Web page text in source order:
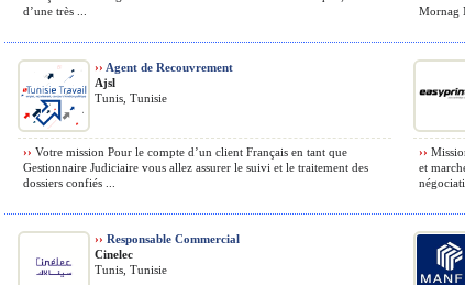
d’une très ...
Mornag
›› Agent de Recouvrement
Ajsl
Tunis, Tunisie
›› Votre mission Pour le compte d’un client Français en tant que
Gestionnaire Judiciaire vous allez assurer le suivi et le traitement des
dossiers confiés ...
››
et
›› Responsable Commercial
Cinelec
Tunis, Tunisie